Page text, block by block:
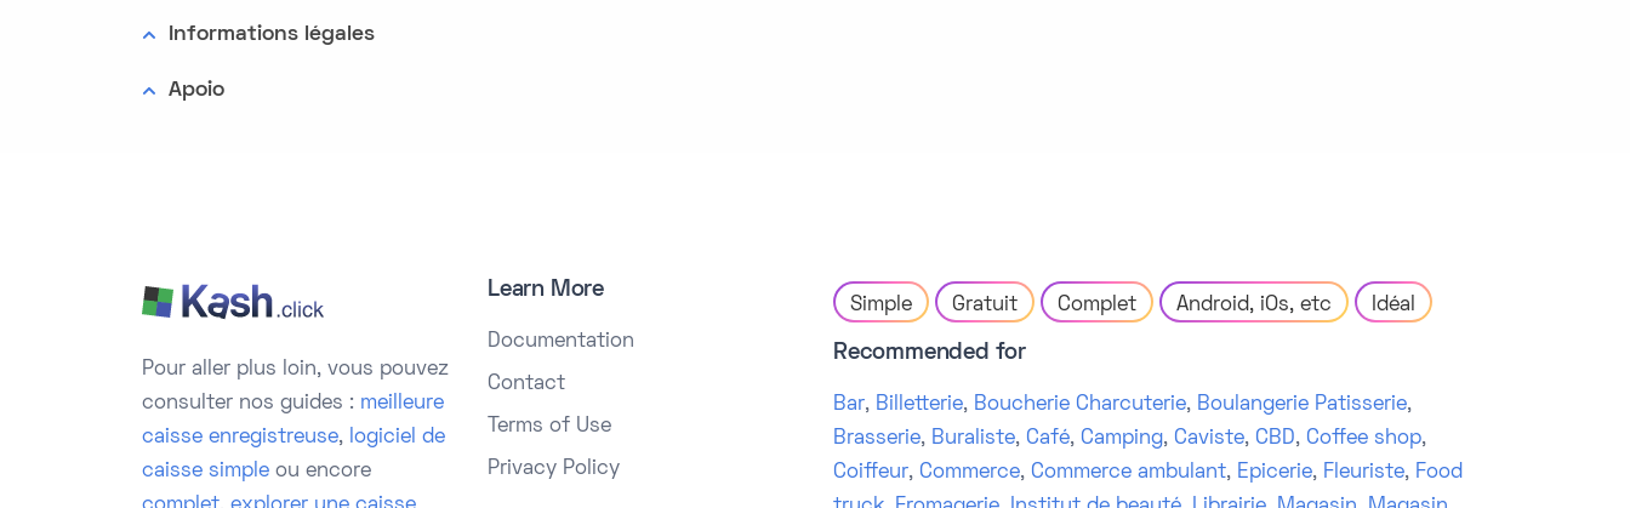
Informations légales
Apoio
Pour aller plus loin, vous pouvez
consulter nos guides : meilleure
caisse enregistreuse, logiciel de
caisse simple ou encore
Learn More
Documentation
Contact
Terms of Use
Privacy Policy
Simple Gratuit Complet Android, iOs, etc Idéal
Recommended for
Bar, Billetterie, Boucherie Charcuterie, Boulangerie Patisserie,
Brasserie, Buraliste, Café, Camping, Caviste, CBD, Coffee shop,
Coiffeur, Commerce, Commerce ambulant, Epicerie, Fleuriste, Food